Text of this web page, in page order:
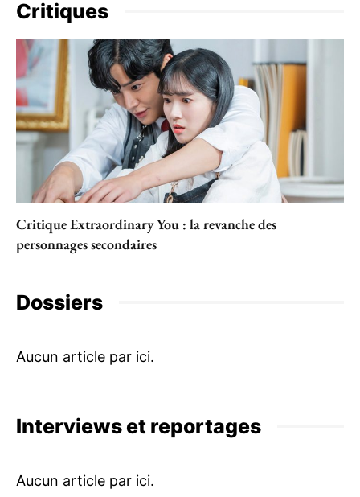
Critiques
Critique Extraordinary You : la revanche des
personnages secondaires
Dossiers
Interviews et reportages